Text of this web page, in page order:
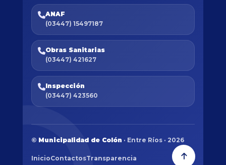
ANAF
(03447) 15497187
Obras Sanitarias
(03447) 421627
Inspección
(03447) 423560
© Municipalidad de Colón · Entre Ríos · 2026
InicioContactosTransparencia